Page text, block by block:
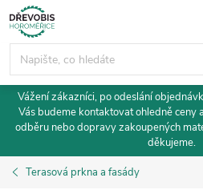
Přejít
na
obsah
Vážení zákazníci, po odeslání
Vás budeme kontaktovat ohledně ceny
odběru nebo dopravy zakoupených
děkujeme.
Terasová prkna a fasády